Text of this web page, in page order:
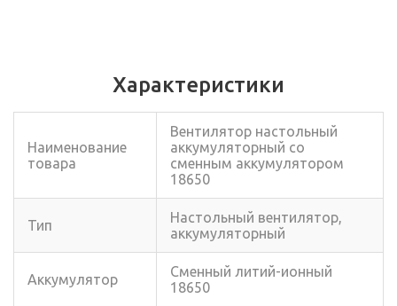
Характеристики
Наименование
товара
Вентилятор настольный
аккумуляторный со
сменным аккумулятором
18650
Тип
Настольный вентилятор,
аккумуляторный
Аккумулятор
Сменный литий-ионный
18650